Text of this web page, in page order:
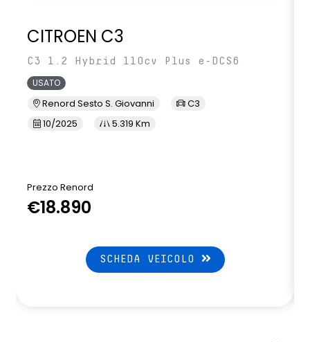
volante multifunzione regolabile in altezza e profondità
CITROEN C3
C3 1.2 Hybrid 110cv Plus e-DCS6
USATO
Renord Sesto S. Giovanni
C3
10/2025
5.319 Km
Prezzo Renord
€18.890
SCHEDA VEICOLO